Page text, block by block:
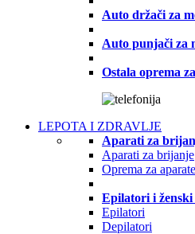
Auto držači za
Auto punjači za
Ostala oprema
LEPOTA I ZDRAVLJE
Aparati za
Aparati za brijanje
Oprema za
Epilatori i
Epilatori
Depilatori